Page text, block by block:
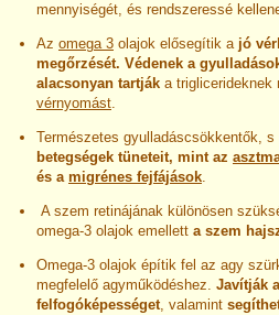
mennyiségét, és rendszeressé
Az omega 3 olajok elősegítik a jó
megőrzését. Védenek a
alacsonyan tartják a triglicerideknek
vérnyomást.
Természetes gyulladáscsökkentők,
betegségek tüneteit, mint az
és a migrénes fejfájások.
A szem retinájának különösen
omega-3 olajok emellett a szem
Omega-3 olajok építik fel az agy
megfelelő agyműködéshez. Javítják
felfogóképességet, valamint